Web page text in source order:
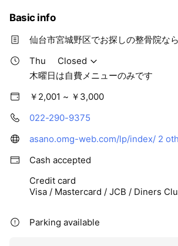
Basic info
仙台市宮城野区でお探しの整骨院な
Thu
Closed
木曜日は自費メニューのみです
￥2,001 ~ ￥3,000
022-290-9375
asano.omg-web.com/lp/index/ 2
Cash accepted
Credit card
Visa / Mastercard / JCB / Diners
Parking available